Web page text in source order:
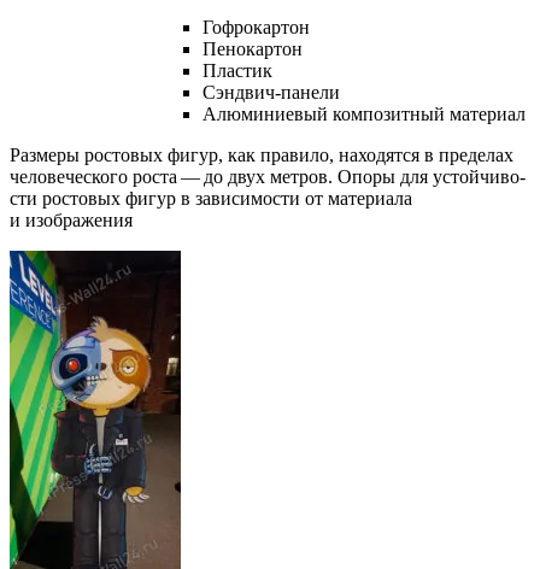
Гоф­ро­кар­тон
Пено­кар­тон
Пла­стик
Сэнд­вич-пане­ли
Алю­ми­ни­е­вый ком­по­зит­ный материал
Раз­ме­ры росто­вых фигур, как пра­ви­ло, нахо­дят­ся в пре­де­лах
чело­ве­че­ско­го роста — до двух мет­ров. Опо­ры для устой­чи­во­
сти росто­вых фигур в зави­си­мо­сти от мате­ри­а­ла
и изображения